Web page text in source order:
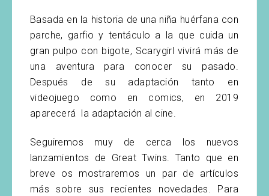
Basada en la historia de una niña huérfana con
parche, garfio y tentáculo a la que cuida un
gran pulpo con bigote, Scarygirl vivirá más de
una aventura para conocer su pasado.
Después de su adaptación tanto en
videojuego como en comics, en 2019
aparecerá la adaptación al cine.
Seguiremos muy de cerca los nuevos
lanzamientos de Great Twins. Tanto que en
breve os mostraremos un par de artículos
más sobre sus recientes novedades. Para